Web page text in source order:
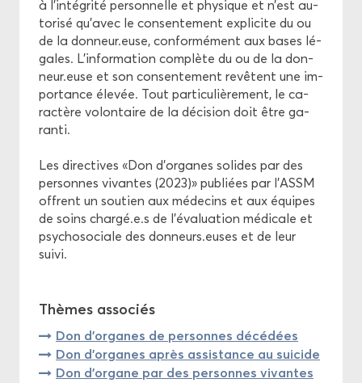
à l’in­té­gri­té per­son­nelle et phy­sique et n’est au­
to­ri­sé qu’avec le consen­te­ment ex­pli­cite du ou
de la don­neur.euse, confor­mé­ment aux bases lé­
gales. L'in­for­ma­tion com­plète du ou de la don­
neur.euse et son consen­te­ment re­vêtent une im­
por­tance éle­vée. Tout par­ti­cu­liè­re­ment, le ca­
rac­tère vo­lon­taire de la dé­ci­sion doit être ga­
ran­ti.
Les di­rec­tives «Don d’or­ganes so­lides par des
per­sonnes vi­vantes (2023)» pu­bliées par l'ASSM
offrent un sou­tien aux mé­de­cins et aux équipes
de soins char­gé.e.s de l’éva­lua­tion mé­di­cale et
psy­cho­so­ciale des don­neurs.euses et de leur
suivi.
Thèmes as­so­ciés
Don d’or­ganes de per­sonnes dé­cé­dées
Don d'or­ganes après as­sis­tance au sui­cide
Don d'or­gane par des per­sonnes vi­vantes